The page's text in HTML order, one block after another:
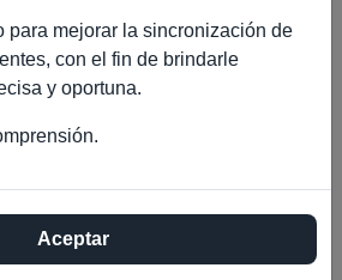
de
para mejorar la sincronización de
con el fin de brindarle
y oportuna.
Aceptar